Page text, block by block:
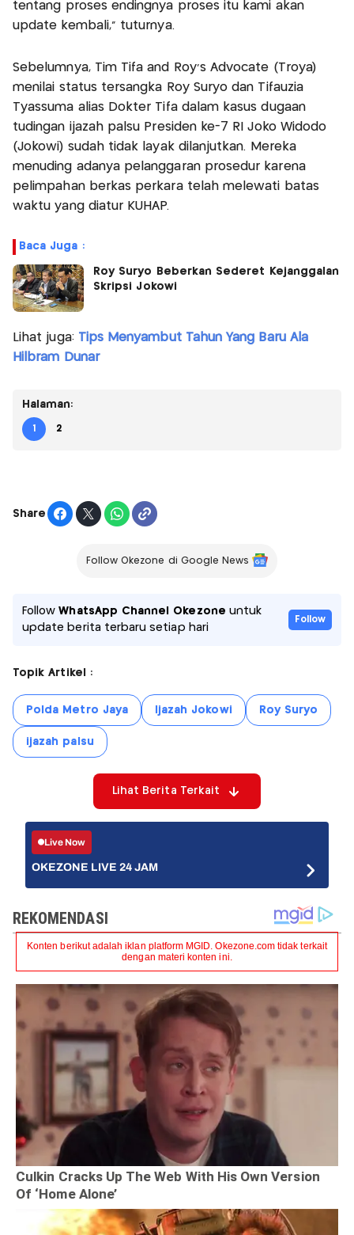
tentang proses endingnya proses itu kami akan
update kembali," tuturnya.
Sebelumnya, Tim Tifa and Roy's Advocate (Troya)
menilai status tersangka Roy Suryo dan Tifauzia
Tyassuma alias Dokter Tifa dalam kasus dugaan
tudingan ijazah palsu Presiden ke-7 RI Joko Widodo
(Jokowi) sudah tidak layak dilanjutkan. Mereka
menuding adanya pelanggaran prosedur karena
pelimpahan berkas perkara telah melewati batas
waktu yang diatur KUHAP.
Baca Juga :
Roy Suryo Beberkan Sederet Kejanggalan
Skripsi Jokowi
Lihat juga: Tips Menyambut Tahun Yang Baru Ala
Hilbram Dunar
Halaman:
1 2
Share
Follow Okezone di Google News
FollowWhatsApp Channel Okezone untuk
update berita terbaru setiap hari
Follow
Topik Artikel :
Polda Metro Jaya Ijazah Jokowi Roy Suryo
ijazah palsu
Lihat Berita Terkait
Live Now
OKEZONE LIVE 24 JAM